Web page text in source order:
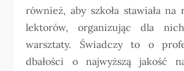
również, aby szkoła stawiała na
lektorów, organizując dla
warsztaty. Świadczy to o
dbałości o najwyższą jakość